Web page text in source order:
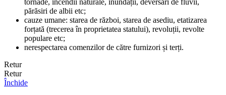
tornade, incendii naturale, inundații, deversări de fluvii,
părăsiri de albii etc;
cauze umane: starea de război, starea de asediu, etatizarea
forțată (trecerea în proprietatea statului), revoluții, revolte
populare etc;
nerespectarea comenzilor de către furnizori și terți.
Retur
Retur
Închide